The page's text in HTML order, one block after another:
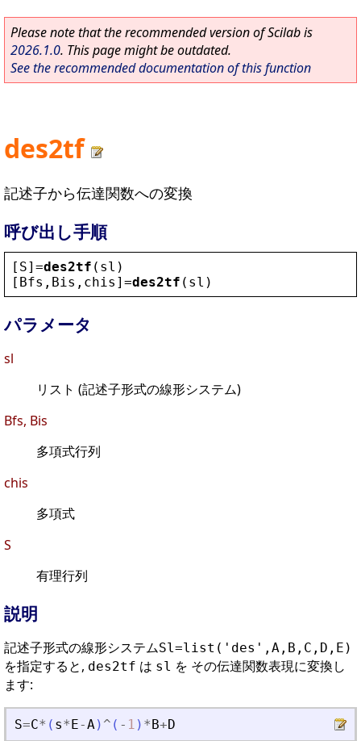
Please note that the recommended version of Scilab is
2026.1.0. This page might be outdated.
See the recommended documentation of this function
des2tf
記述子から伝達関数への変換
呼び出し手順
[ S]=des2tf ( sl )
[ Bfs , Bis , chis ]=des2tf ( sl )
パラメータ
sl
リスト (記述子形式の線形システム)
Bfs, Bis
多項式行列
chis
多項式
S
有理行列
説明
記述子形式の線形システムSl=list('des',A,B,C,D,E)
を指定すると, des2tf は sl を その伝達関数表現に変換し
ます:
S=C* ( s* E-A) ^ ( - 1 ) * B+D